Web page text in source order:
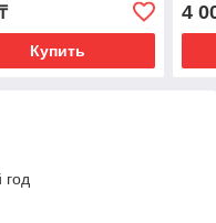
Купить
4
год